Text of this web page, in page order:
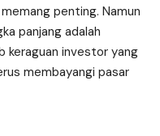
penting. Namun
panjang adalah
keraguan investor yang
membayangi pasar